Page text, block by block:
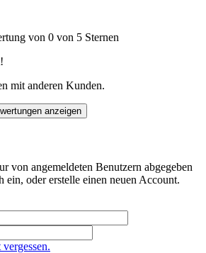
von 0 von 5 Sternen
mit anderen Kunden.
anzeigen
von angemeldeten Benutzern abgegeben
ein, oder erstelle einen neuen Account.